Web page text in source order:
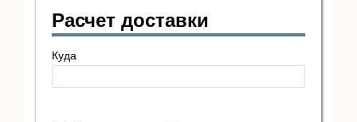
Расчет доставки
Куда